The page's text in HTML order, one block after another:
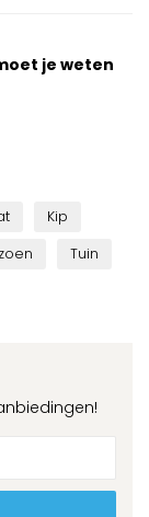
je weten
Kip
Tuin